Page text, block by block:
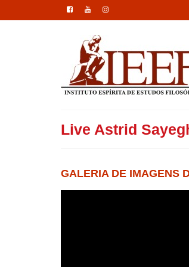
Live Astrid
GALERIA DE IMAGENS